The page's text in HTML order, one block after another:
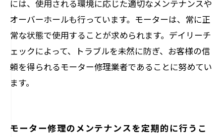
には、使用される環境に応じた適切なメンテナンスや
オーバーホールも行っています。モーターは、常に正
常な状態で使用することが求められます。デイリーチ
ェックによって、トラブルを未然に防ぎ、お客様の信
頼を得られるモーター修理業者であることに努めてい
ます。
モーター修理のメンテナンスを定期的に行うこ